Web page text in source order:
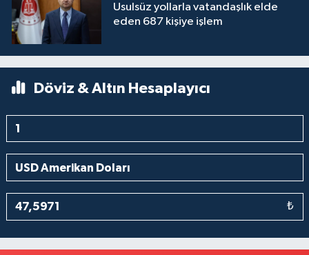
Usulsüz yollarla vatandaşlık elde
eden 687 kişiye işlem
Döviz & Altın Hesaplayıcı
₺